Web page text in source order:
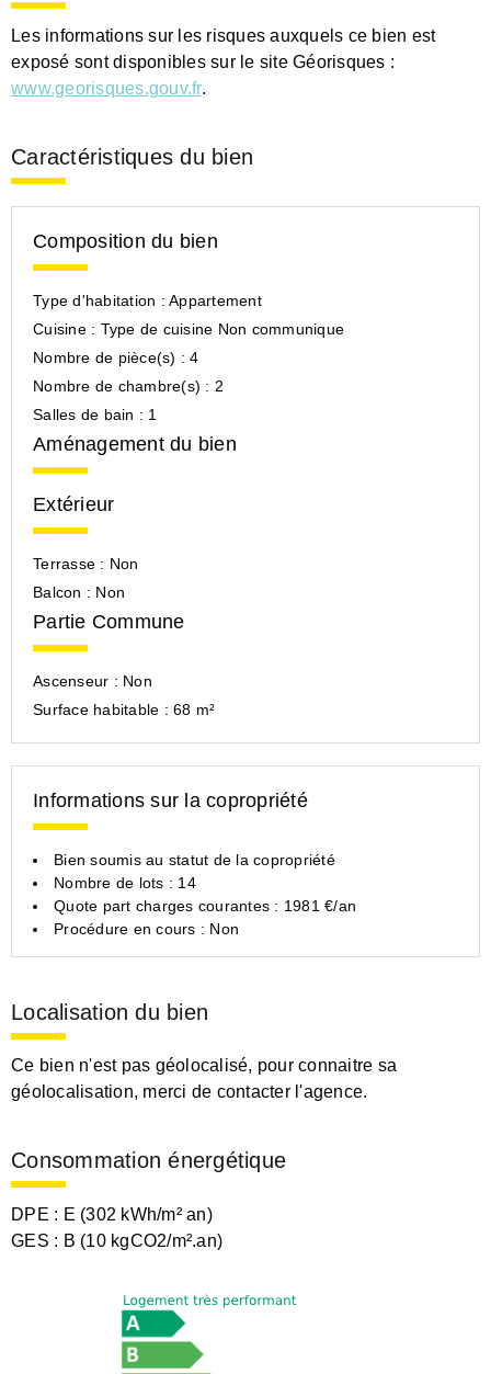
Les informations sur les risques auxquels ce bien est
exposé sont disponibles sur le site Géorisques :
www.georisques.gouv.fr.
Caractéristiques du bien
Composition du bien
Type d'habitation : Appartement
Cuisine : Type de cuisine Non communique
Nombre de pièce(s) :4
Nombre de chambre(s) : 2
Salles de bain : 1
Aménagement du bien
Extérieur
Terrasse : Non
Balcon : Non
Partie Commune
Ascenseur : Non
Surface habitable : 68 m²
Informations sur la copropriété
Bien soumis au statut de la copropriété
Nombre de lots : 14
Quote part charges courantes : 1981 €/an
Procédure en cours : Non
Localisation du bien
Ce bien n'est pas géolocalisé, pour connaitre sa
géolocalisation, merci de contacter l'agence.
Consommation énergétique
DPE : E (302 kWh/m² an)
GES : B (10 kgCO2/m².an)